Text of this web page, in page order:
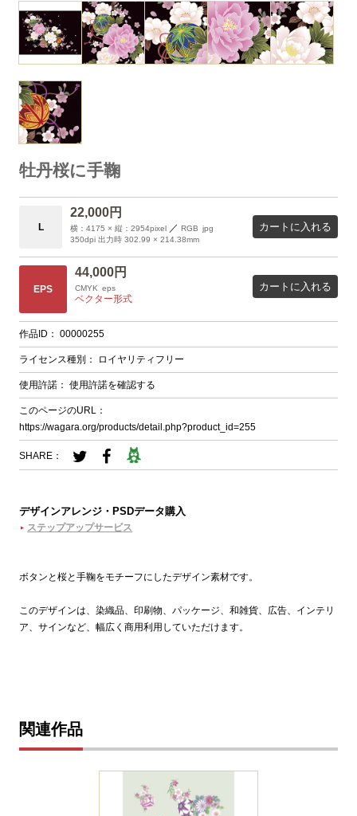
牡丹桜に手鞠
L
22,000円
横：4175 × 縦：2954pixel ／RGB jpg
350dpi 出力時 302.99 × 214.38mm
カートに入れる
EPS
44,000円
CMYK eps
ベクター形式
カートに入れる
作品ID： 00000255
ライセンス種別： ロイヤリティフリー
使用許諾： 使用許諾を確認する
このページのURL：
https://wagara.org/products/detail.php?product_id=255
SHARE：
デザインアレンジ・PSDデータ購入
ステップアップサービス
ボタンと桜と手鞠をモチーフにしたデザイン素材です。
このデザインは、染織品、印刷物、パッケージ、和雑貨、広告、インテリ
ア、サインなど、幅広く商用利用していただけます。
関連作品